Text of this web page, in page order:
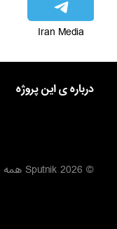
Iran Media
درباره ی این پروژه
© 2026 Sputnik همه حقوق محفوظ است 18+